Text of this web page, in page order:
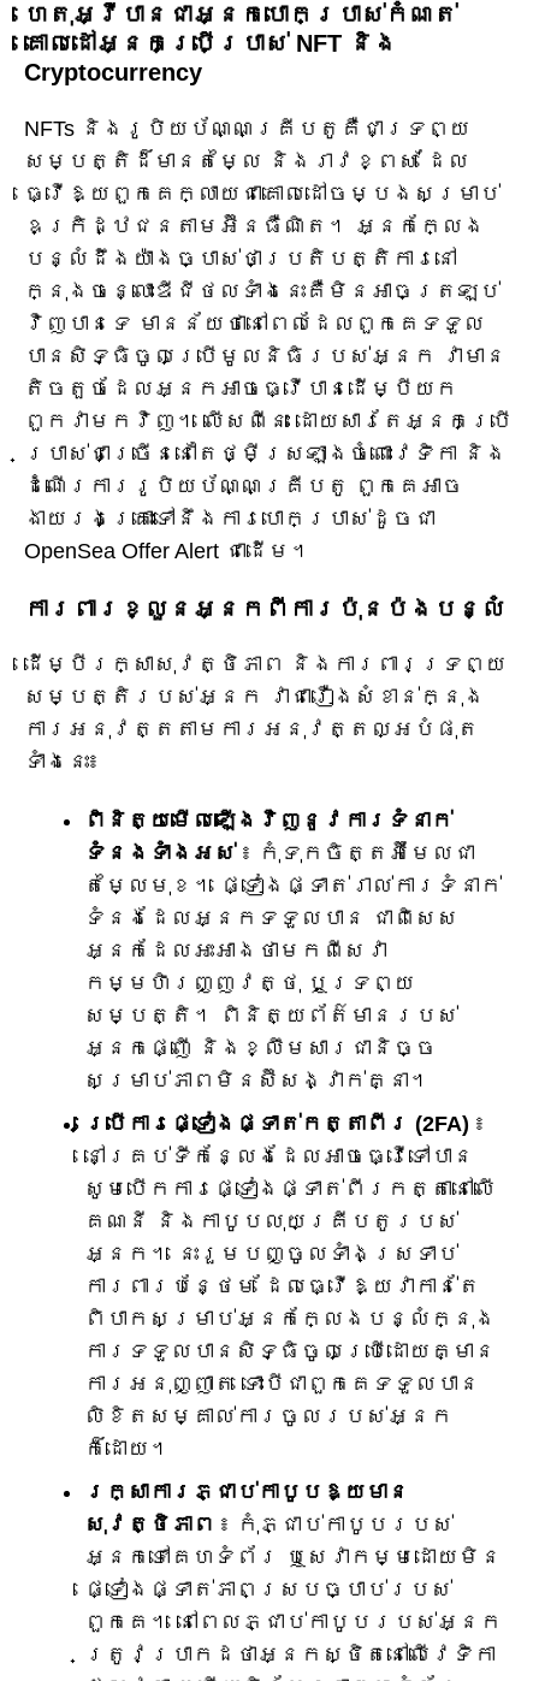
ហេតុអ្វីបានជាអ្នកបោកប្រាស់កំណត់
គោលដៅអ្នកប្រើប្រាស់ NFT និង
Cryptocurrency
NFTs និងរូបិយប័ណ្ណគ្រីបតូគឺជាទ្រព្យ
សម្បត្តិដ៏មានតម្លៃ និងរាវខ្ពស់ ដែល
ធ្វើឱ្យពួកគេក្លាយជាគោលដៅចម្បងសម្រាប់
ឧក្រិដ្ឋជនតាមអ៊ីនធឺណិត។ អ្នកក្លែង
បន្លំដឹងយ៉ាងច្បាស់ថាប្រតិបត្តិការនៅ
ក្នុងចន្លោះឌីជីថលទាំងនេះគឺមិនអាចត្រឡប់
វិញបានទេ មានន័យថានៅពេលដែលពួកគេទទួល
បានសិទ្ធិចូលប្រើមូលនិធិរបស់អ្នក វាមាន
តិចតួចដែលអ្នកអាចធ្វើបានដើម្បីយក
ពួកវាមកវិញ។ លើសពីនេះ ដោយសារតែអ្នកប្រើ
ប្រាស់ជាច្រើននៅតែថ្មីស្រឡាងចំពោះវេទិកា និង
ដំណើរការរូបិយប័ណ្ណគ្រីបតូ ពួកគេអាច
ងាយរងគ្រោះទៅនឹងការបោកប្រាស់ដូចជា
OpenSea Offer Alert ជាដើម។
ការពារខ្លួនអ្នកពីការប៉ុនប៉ងបន្លំ
ដើម្បីរក្សាសុវត្ថិភាព និងការពារទ្រព្យ
សម្បត្តិរបស់អ្នក វាជារឿងសំខាន់ក្នុង
ការអនុវត្តតាមការអនុវត្តល្អបំផុត
ទាំងនេះ៖
ពិនិត្យមើលឡើងវិញនូវការទំនាក់
ទំនងទាំងអស់៖ កុំទុកចិត្តអ៊ីមែលជា
តម្លៃមុខ។ ផ្ទៀងផ្ទាត់រាល់ការទំនាក់
ទំនងដែលអ្នកទទួលបាន ជាពិសេស
អ្នកដែលអះអាងថាមកពីសេវា
កម្មហិរញ្ញវត្ថុ ឬទ្រព្យ
សម្បត្តិ។ ពិនិត្យព័ត៌មានរបស់
អ្នកផ្ញើ និងខ្លឹមសារជានិច្ច
សម្រាប់ភាពមិនស៊ីសង្វាក់គ្នា។
ប្រើការផ្ទៀងផ្ទាត់កត្តាពីរ (2FA) ៖
នៅគ្រប់ទីកន្លែងដែលអាចធ្វើទៅបាន
សូមបើកការផ្ទៀងផ្ទាត់ពីរកត្តានៅលើ
គណនី និងកាបូបលុយគ្រីបតូរបស់
អ្នក។ នេះរួមបញ្ចូលទាំងស្រទាប់
ការពារបន្ថែម ដែលធ្វើឱ្យវាកាន់តែ
ពិបាកសម្រាប់អ្នកក្លែងបន្លំក្នុង
ការទទួលបានសិទ្ធិចូលប្រើដោយគ្មាន
ការអនុញ្ញាត ទោះបីជាពួកគេទទួលបាន
លិខិតសម្គាល់ការចូលរបស់អ្នក
ក៏ដោយ។
រក្សាការភ្ជាប់កាបូបឱ្យមាន
សុវត្ថិភាព ៖ កុំភ្ជាប់កាបូបរបស់
អ្នកទៅគេហទំព័រ ឬសេវាកម្មដោយមិន
ផ្ទៀងផ្ទាត់ភាពស្របច្បាប់របស់
ពួកគេ។ នៅពេលភ្ជាប់កាបូបរបស់អ្នក
ត្រូវប្រាកដថាអ្នកស្ថិតនៅលើវេទិកា